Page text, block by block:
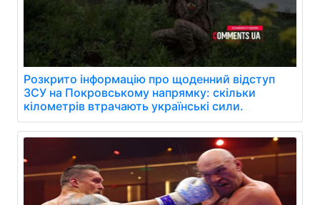
Розкрито інформацію про щоденний відступ
ЗСУ на Покровському напрямку: скільки
кілометрів втрачають українські сили.